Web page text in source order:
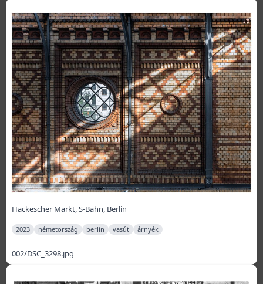
Hackescher Markt, S-Bahn, Berlin
2023 németország berlin vasút árnyék
002/DSC_3298.jpg